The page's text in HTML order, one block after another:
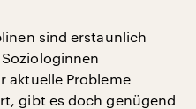
sind erstaunlich
aktuelle Probleme
gibt es doch genügend